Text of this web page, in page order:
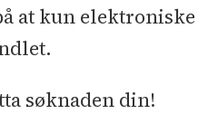
at kun elektroniske
søknaden din!